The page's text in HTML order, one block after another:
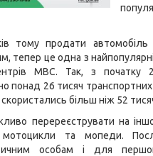
тому продати автомобіль
тепер це одна з
МВС. Так, з початку
понад 26 тисяч транспортних
більш ніж 52
перереєструвати на
мотоцикли та мопеди.
особам і для